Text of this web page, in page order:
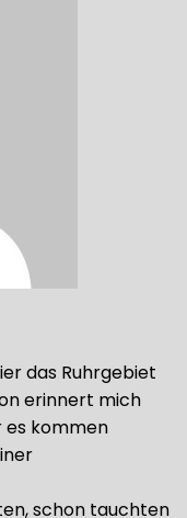
das Ruhrgebiet
erinnert mich
es kommen
schon tauchten